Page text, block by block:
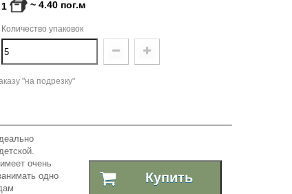
1 ~ 4.40 пог.м
Количество упаковок
"на подрезку"
очень
одно
Купить